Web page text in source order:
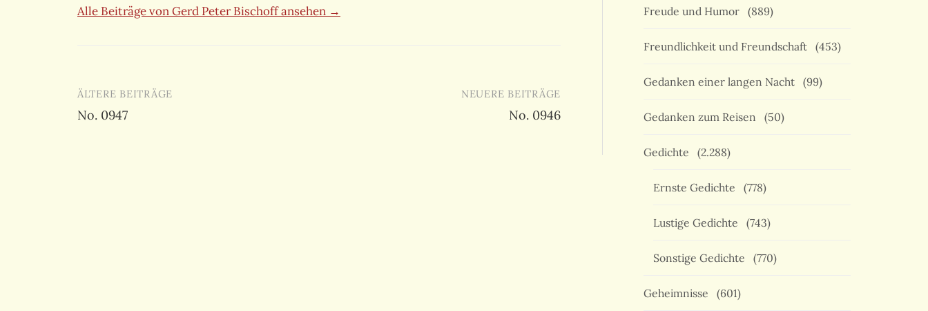
Alle Beiträge von Gerd Peter Bischoff ansehen →
Beitragsnavigation
ÄLTERE BEITRÄGE
No. 0947
NEUERE BEITRÄGE
No. 0946
Freude und Humor (889)
Freundlichkeit und Freundschaft (453)
Gedanken einer langen Nacht (99)
Gedanken zum Reisen (50)
Gedichte (2.288)
Ernste Gedichte (778)
Lustige Gedichte (743)
Sonstige Gedichte (770)
Geheimnisse (601)